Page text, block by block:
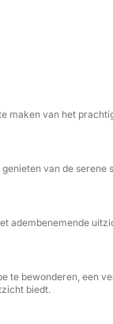
Cave en Alevra
de
kamers
perspectief dat
de rest doen. Dit
maken van het
van de serene
adembenemende
te bewonderen, een
biedt.